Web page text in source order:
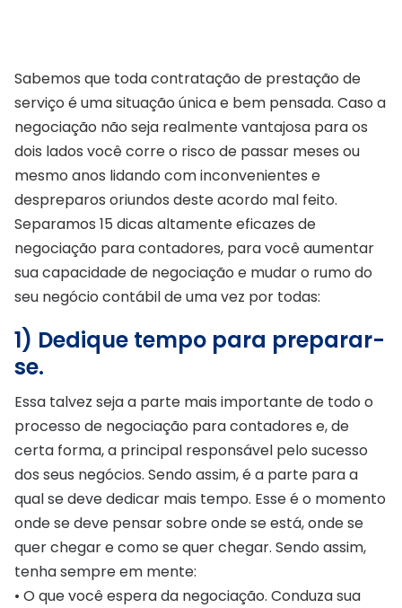
Sabemos que toda contratação de prestação de
serviço é uma situação única e bem pensada. Caso a
negociação não seja realmente vantajosa para os
dois lados você corre o risco de passar meses ou
mesmo anos lidando com inconvenientes e
despreparos oriundos deste acordo mal feito.
Separamos 15 dicas altamente eficazes de
negociação para contadores, para você aumentar
sua capacidade de negociação e mudar o rumo do
seu negócio contábil de uma vez por todas:
1) Dedique tempo para preparar-
se.
Essa talvez seja a parte mais importante de todo o
processo de negociação para contadores e, de
certa forma, a principal responsável pelo sucesso
dos seus negócios. Sendo assim, é a parte para a
qual se deve dedicar mais tempo. Esse é o momento
onde se deve pensar sobre onde se está, onde se
quer chegar e como se quer chegar. Sendo assim,
tenha sempre em mente:
• O que você espera da negociação. Conduza sua